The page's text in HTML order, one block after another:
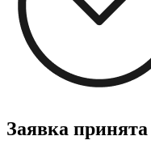
Заявка принята